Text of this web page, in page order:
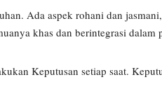
Ada aspek rohani dan
khas dan berintegrasi
Keputusan setiap saat.